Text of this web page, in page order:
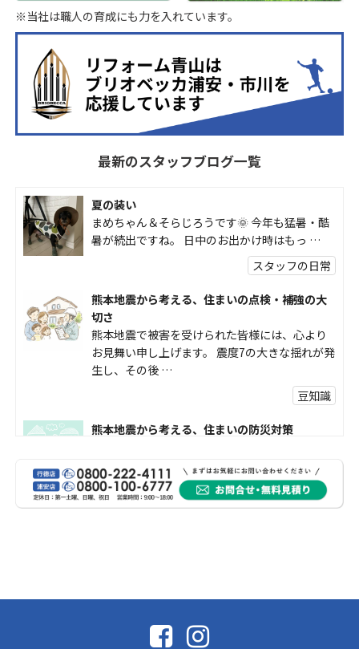
※当社は職人の育成にも力を入れています。
最新のスタッフブログ一覧
夏の装い
まめちゃん＆そらじろうです🌞 今年も猛暑・酷
暑が続出ですね。 日中のお出かけ時はもっ …
スタッフの日常
熊本地震から考える、住まいの点検・補強の大
切さ
熊本地震で被害を受けられた皆様には、心より
お見舞い申し上げます。 震度7の大きな揺れが発
生し、その後 …
豆知識
熊本地震から考える、住まいの防災対策
受けられた皆様に、心よりお見舞い申し上げま
す。 今回の地震 …
社長コラム